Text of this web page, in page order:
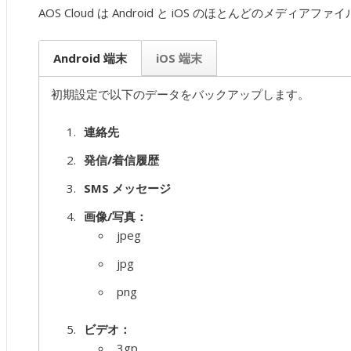
AOS Cloud は Android と iOS のほとんどのメディアファイ
Android 端末 iOS 端末
初期設定で以下のデータをバックアップします。
連絡先
発信/着信履歴
SMS メッセージ
画像/写真：
jpeg
jpg
png
ビデオ：
3gp